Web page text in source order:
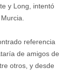
y Long, intentó
referencia
de amigos de
otros, y desde